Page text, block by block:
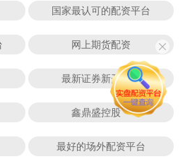
国家最认可的配资平台
网上期货配资
最新证券新开户数
鑫鼎盛控股
最好的场外配资平台